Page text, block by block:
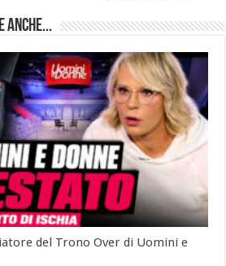
anche...
del Trono Over di Uomini e